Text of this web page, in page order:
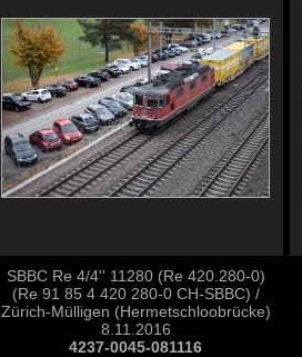
SBBC Re 4/4'' 11280 (Re 420.280-0)
(Re 91 85 4 420 280-0 CH-SBBC) /
Zürich-Mülligen (Hermetschloobrücke)
8.11.2016
4237-0045-081116